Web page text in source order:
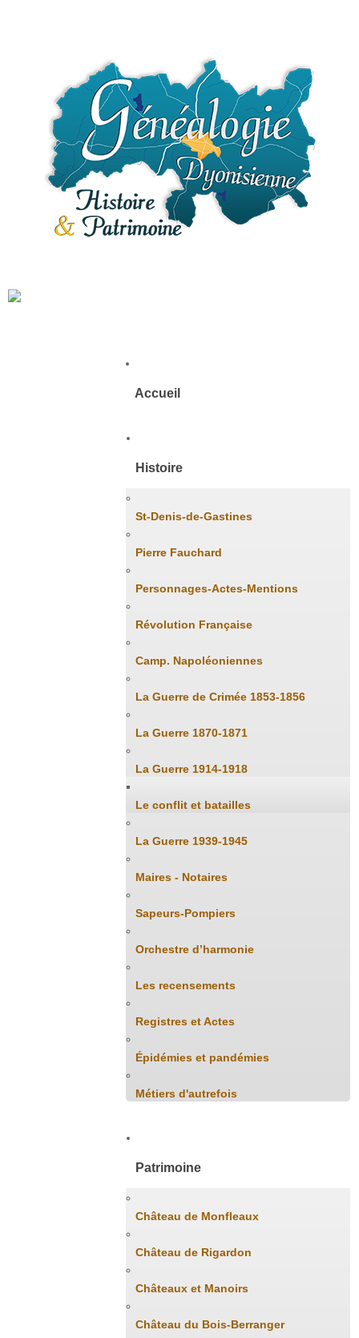
Accueil
Histoire
St-Denis-de-Gastines
Pierre Fauchard
Personnages-Actes-Mentions
Révolution Française
Camp. Napoléoniennes
La Guerre de Crimée 1853-1856
La Guerre 1870-1871
La Guerre 1914-1918
Le conflit et batailles
La Guerre 1939-1945
Maires - Notaires
Sapeurs-Pompiers
Orchestre d’harmonie
Les recensements
Registres et Actes
Épidémies et pandémies
Métiers d'autrefois
Patrimoine
Château de Monfleaux
Château de Rigardon
Châteaux et Manoirs
Château du Bois-Berranger